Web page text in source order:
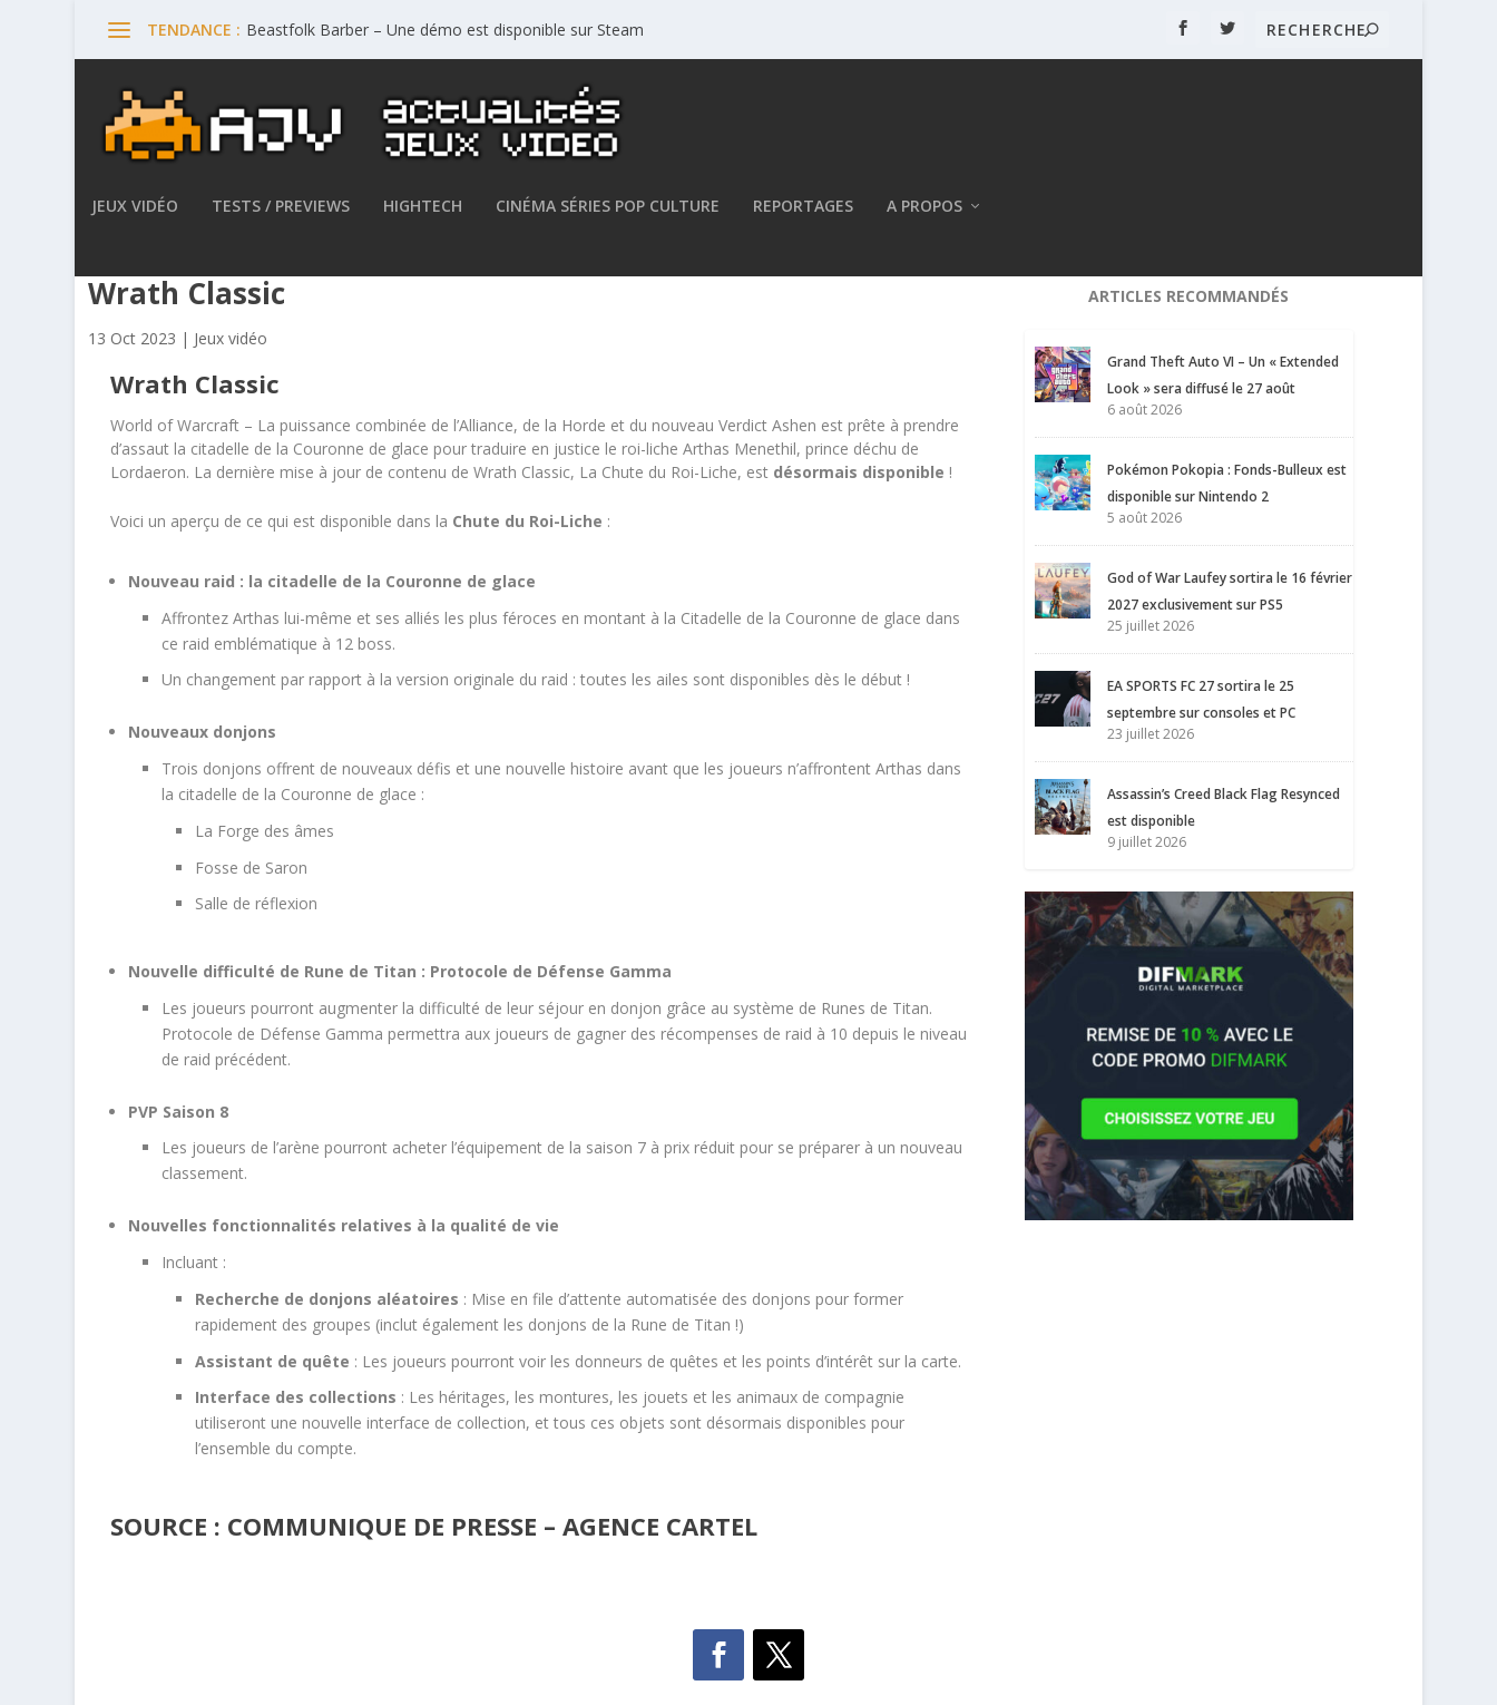
TENDANCE : Beastfolk Barber – Une démo est disponible sur Steam
JEUX VIDÉO TESTS / PREVIEWS HIGHTECH CINÉMA SÉRIES POP CULTURE REPORTAGES A PROPOS
Wrath Classic
13 Oct 2023 | Jeux vidéo
Wrath Classic
World of Warcraft – La puissance combinée de l’Alliance, de la Horde et du nouveau Verdict Ashen est prête à prendre
d’assaut la citadelle de la Couronne de glace pour traduire en justice le roi-liche Arthas Menethil, prince déchu de
Lordaeron. La dernière mise à jour de contenu de Wrath Classic, La Chute du Roi-Liche, est désormais disponible !
Voici un aperçu de ce qui est disponible dans la Chute du Roi-Liche :
Nouveau raid : la citadelle de la Couronne de glace
Affrontez Arthas lui-même et ses alliés les plus féroces en montant à la Citadelle de la Couronne de glace dans
ce raid emblématique à 12 boss.
Un changement par rapport à la version originale du raid : toutes les ailes sont disponibles dès le début !
Nouveaux donjons
Trois donjons offrent de nouveaux défis et une nouvelle histoire avant que les joueurs n’affrontent Arthas dans
la citadelle de la Couronne de glace :
La Forge des âmes
Fosse de Saron
Salle de réflexion
Nouvelle difficulté de Rune de Titan : Protocole de Défense Gamma
Les joueurs pourront augmenter la difficulté de leur séjour en donjon grâce au système de Runes de Titan.
Protocole de Défense Gamma permettra aux joueurs de gagner des récompenses de raid à 10 depuis le niveau
de raid précédent.
PVP Saison 8
Les joueurs de l’arène pourront acheter l’équipement de la saison 7 à prix réduit pour se préparer à un nouveau
classement.
Nouvelles fonctionnalités relatives à la qualité de vie
Incluant :
Recherche de donjons aléatoires : Mise en file d’attente automatisée des donjons pour former
rapidement des groupes (inclut également les donjons de la Rune de Titan !)
Assistant de quête : Les joueurs pourront voir les donneurs de quêtes et les points d’intérêt sur la carte.
Interface des collections : Les héritages, les montures, les jouets et les animaux de compagnie
utiliseront une nouvelle interface de collection, et tous ces objets sont désormais disponibles pour
l’ensemble du compte.
SOURCE : COMMUNIQUE DE PRESSE – AGENCE CARTEL
ARTICLES RECOMMANDÉS
Grand Theft Auto VI – Un « Extended
Look » sera diffusé le 27 août
6 août 2026
Pokémon Pokopia : Fonds-Bulleux est
disponible sur Nintendo 2
5 août 2026
God of War Laufey sortira le 16 février
2027 exclusivement sur PS5
25 juillet 2026
EA SPORTS FC 27 sortira le 25
septembre sur consoles et PC
23 juillet 2026
Assassin’s Creed Black Flag Resynced
est disponible
9 juillet 2026